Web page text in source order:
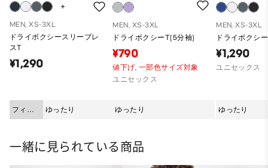
MEN, XS-3XL
ドライボクシースリーブレ
スT
¥1,290
フィッ
ト
ゆったり
MEN, XS-3XL
ドライボクシーT(5分袖)
¥790
値下げ, 一部色サイズ対象
ユニセックス
ゆったり
MEN, XS-3XL
ドライボクシ
¥1,290
ユニセックス
ゆったり
一緒に見られている商品